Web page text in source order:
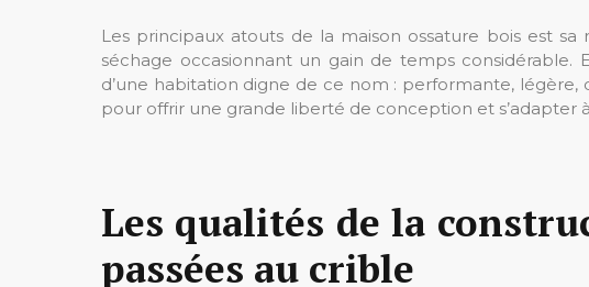
Les principaux atouts de la maison ossature bois est
séchage occasionnant un gain de temps
d’une habitation digne de ce nom : performante, légère,
pour offrir une grande liberté de conception et s’adapter
Les qualités de la
passées au crible